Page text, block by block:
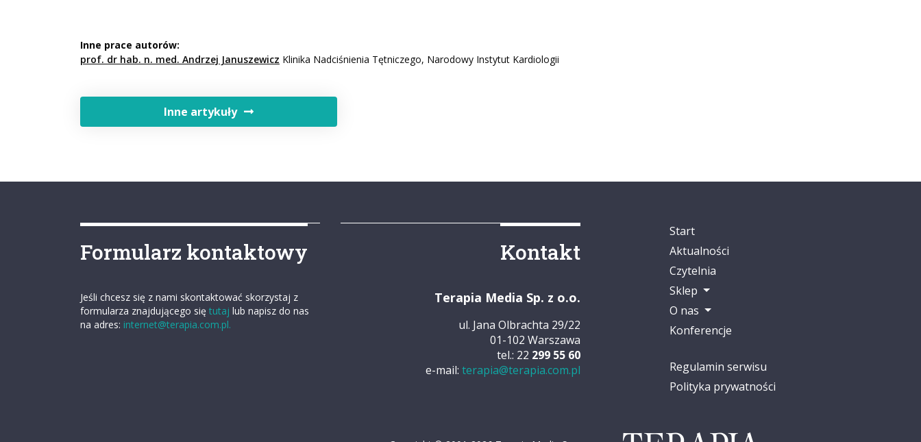
Inne prace autorów:
prof. dr hab. n. med. Andrzej Januszewicz Klinika Nadciśnienia Tętniczego, Narodowy Instytut Kardiologii
Inne artykuły
Formularz kontaktowy
Jeśli chcesz się z nami skontaktować skorzystaj z
formularza znajdującego się tutaj lub napisz do nas
na adres: internet@terapia.com.pl.
Kontakt
Terapia Media Sp. z o.o.
ul. Jana Olbrachta 29/22
01-102 Warszawa
tel.: 22 299 55 60
e-mail: terapia@terapia.com.pl
Start
Aktualności
Czytelnia
Sklep
O nas
Konferencje
Regulamin serwisu
Polityka prywatności